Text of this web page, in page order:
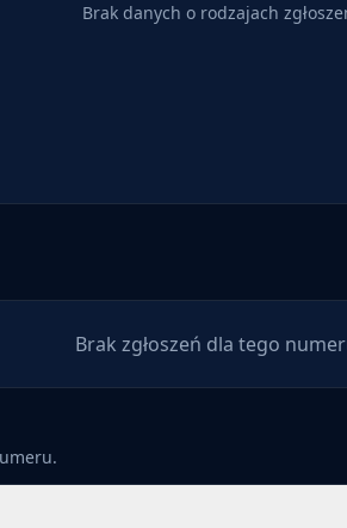
Brak danych o rodzajach
Brak zgłoszeń dla tego